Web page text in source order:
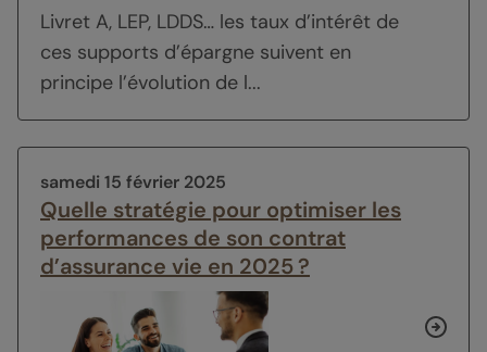
Livret A, LEP, LDDS… les taux d’intérêt de
ces supports d’épargne suivent en
principe l’évolution de l...
samedi 15 février 2025
Quelle stratégie pour optimiser les
performances de son contrat
d’assurance vie en 2025 ?